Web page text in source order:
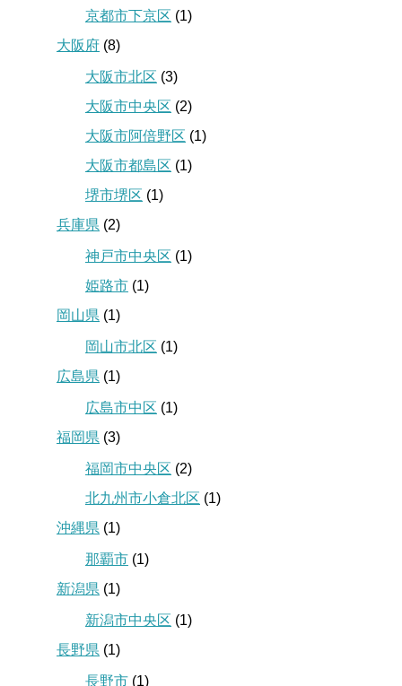
京都市下京区 (1)
大阪府 (8)
大阪市北区 (3)
大阪市中央区 (2)
大阪市阿倍野区 (1)
大阪市都島区 (1)
堺市堺区 (1)
兵庫県 (2)
神戸市中央区 (1)
姫路市 (1)
岡山県 (1)
岡山市北区 (1)
広島県 (1)
広島市中区 (1)
福岡県 (3)
福岡市中央区 (2)
北九州市小倉北区 (1)
沖縄県 (1)
那覇市 (1)
新潟県 (1)
新潟市中央区 (1)
長野県 (1)
長野市 (1)